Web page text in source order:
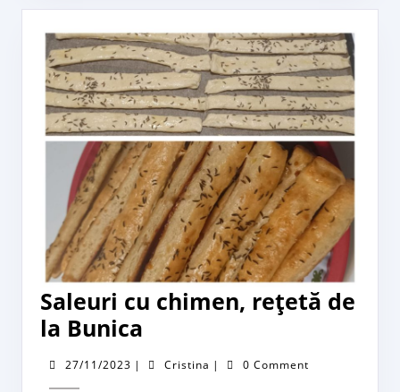
Saleuri cu chimen, reţetă de
la Bunica
cu
chimen,
27/11/2023 27/11/2023
| Cristina Cristina
| 0 Comment